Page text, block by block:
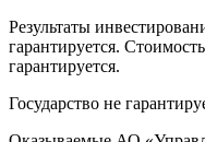
Результаты
гарантируется.
гарантируется.
Государство не